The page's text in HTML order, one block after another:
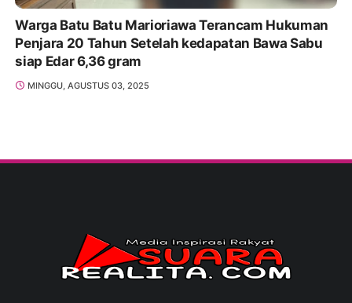
Warga Batu Batu Marioriawa Terancam Hukuman
Penjara 20 Tahun Setelah kedapatan Bawa Sabu
siap Edar 6,36 gram
MINGGU, AGUSTUS 03, 2025